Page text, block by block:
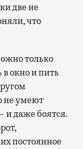
две не
что
только
в окно и пить
не умеют
и даже боятся.
постоянное